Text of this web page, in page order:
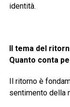
identità.
Il tema del
Quanto conta
Il ritorno è
sentimento della